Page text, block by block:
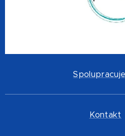
Kontakt